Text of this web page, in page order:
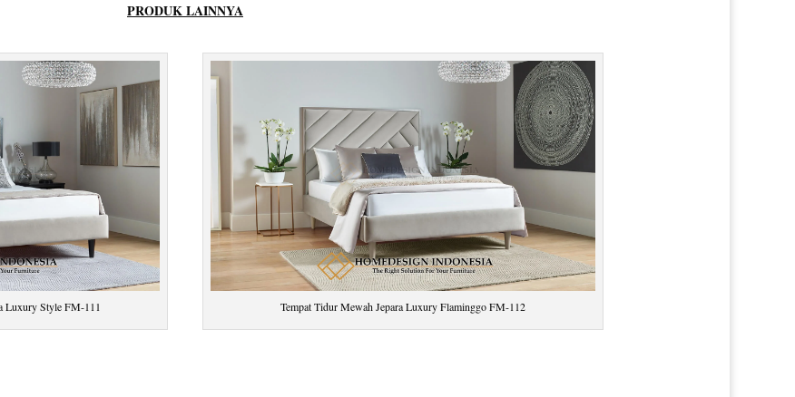
PRODUK LAINNYA
Luxury Style FM-111 Tempat Tidur Mewah Jepara Luxury Flaminggo FM-112